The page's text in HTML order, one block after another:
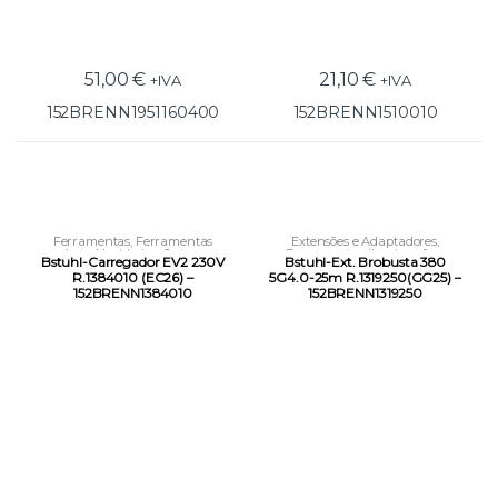
51,00€ +IVA
152BRENN1951160400
21,10€ +IVA
152BRENN1510010
Ferramentas, Ferramentas
Auto ,Novidades Outras
Ferramentas
Bstuhl-Carregador EV2 230V
R.1384010 (EC26) –
152BRENN1384010
Extensões e Adaptadores,
Ferramentas, Iluminação e
Condução Elétrica
Bstuhl-Ext. Brobusta 380
5G4.0-25m R.1319250(GG25) –
152BRENN1319250